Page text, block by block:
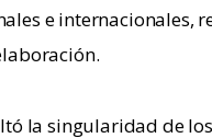
e internacionales,
la singularidad de